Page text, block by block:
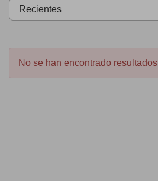
No se han encontrado resultados